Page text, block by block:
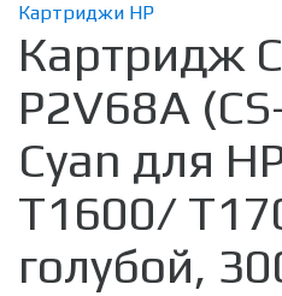
Картриджи HP
Картридж
P2V68A
Cyan для
T1600/
голубой,